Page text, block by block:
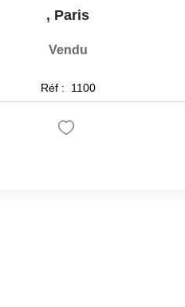
, Paris
Vendu
Réf : 1100